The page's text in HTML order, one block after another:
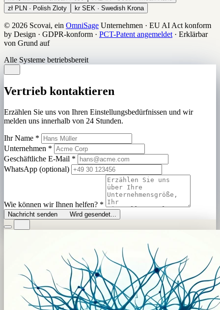
zł PLN · Polish Zloty kr SEK · Swedish Krona
© 2026 Scovai, ein OmniSage Unternehmen · EU AI Act konform
by Design · GDPR-konform · PCT-Patent angemeldet · Erklärbar
von Grund auf
Alle Systeme betriebsbereit
Vertrieb kontaktieren
Erzählen Sie uns von Ihren Einstellungsbedürfnissen und wir
melden uns innerhalb von 24 Stunden.
Ihr Name *
Unternehmen *
Geschäftliche E-Mail *
WhatsApp (optional)
Wie können wir Ihnen helfen? *
Nachricht senden Wird gesendet...